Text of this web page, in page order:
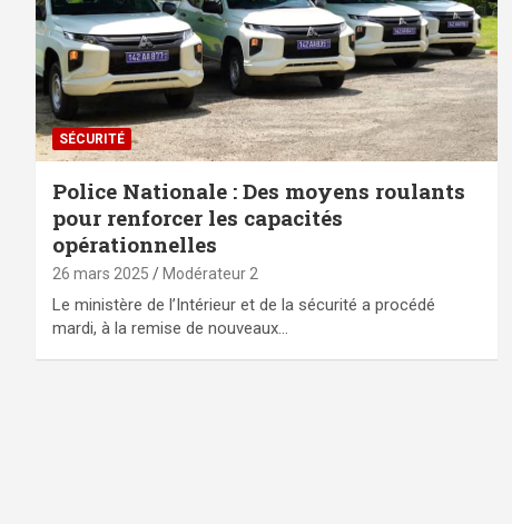
SÉCURITÉ
Police Nationale : Des moyens roulants
pour renforcer les capacités
opérationnelles
26 mars 2025 Modérateur 2
Le ministère de l’Intérieur et de la sécurité a procédé
mardi, à la remise de nouveaux…